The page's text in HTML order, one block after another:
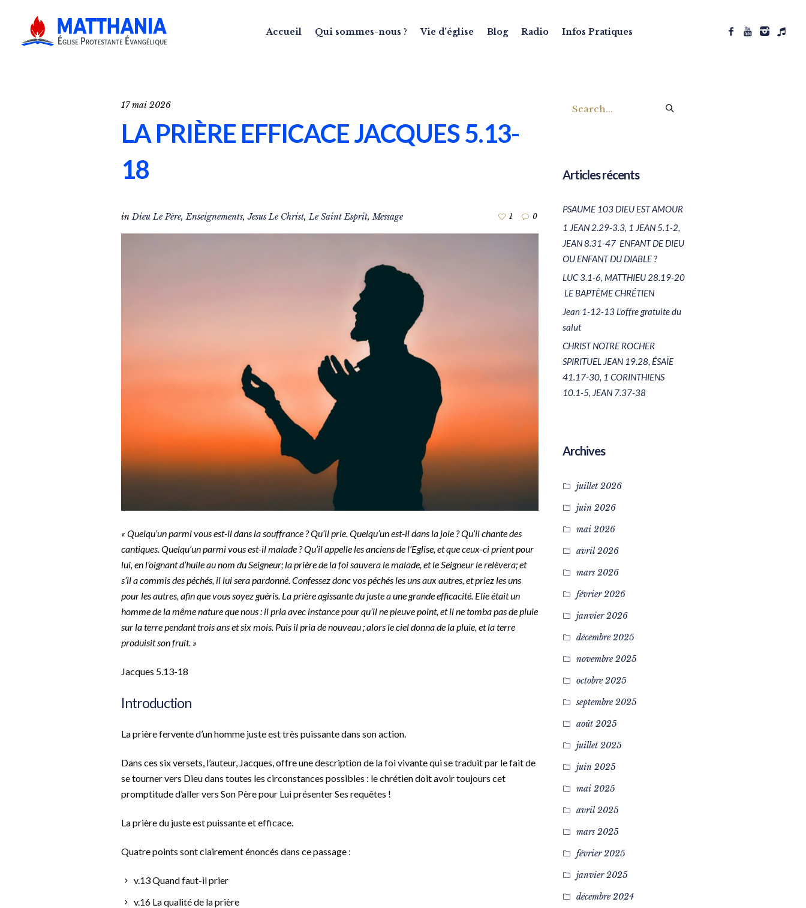
Accueil Qui sommes-nous ? Vie d’église Blog Radio Infos Pratiques
17 mai 2026
LA PRIÈRE EFFICACE JACQUES 5.13-
18
inDieu Le Père,Enseignements,Jesus Le Christ,Le Saint Esprit,Message 1 0
« Quelqu’un parmi vous est-il dans la souffrance ? Qu’il prie. Quelqu’un est-il dans la joie ? Qu’il chante des
cantiques. Quelqu’un parmi vous est-il malade ? Qu’il appelle les anciens de l’Eglise, et que ceux-ci prient pour
lui, en l’oignant d’huile au nom du Seigneur; la prière de la foi sauvera le malade, et le Seigneur le relèvera; et
s’il a commis des péchés, il lui sera pardonné. Confessez donc vos péchés les uns aux autres, et priez les uns
pour les autres, afin que vous soyez guéris. La prière agissante du juste a une grande efficacité. Elie était un
homme de la même nature que nous : il pria avec instance pour qu’il ne pleuve point, et il ne tomba pas de pluie
sur la terre pendant trois ans et six mois. Puis il pria de nouveau ; alors le ciel donna de la pluie, et la terre
produisit son fruit. »
‭‭Jacques‬ ‭5.13-18
Introduction
La prière fervente d’un homme juste est très puissante dans son action.
Dans ces six versets, l’auteur, Jacques, offre une description de la foi vivante qui se traduit par le fait de
se tourner vers Dieu dans toutes les circonstances possibles : le chrétien doit avoir toujours cet
promptitude d’aller vers Son Père pour Lui présenter Ses requêtes !
La prière du juste est puissante et efficace.
Quatre points sont clairement énoncés dans ce passage :
v.13 Quand faut-il prier
v.16 La qualité de la prière
Articles récents
PSAUME 103 DIEU EST AMOUR
1 JEAN 2.29-3.3, 1 JEAN 5.1-2,
JEAN 8.31-47 ENFANT DE DIEU
OU ENFANT DU DIABLE ?
LUC 3.1-6, MATTHIEU 28.19-20
LE BAPTÊME CHRÉTIEN
Jean 1-12-13 L’offre gratuite du
salut
CHRIST NOTRE ROCHER
SPIRITUEL JEAN 19.28, ÉSAÏE
41.17-30, 1 CORINTHIENS
10.1-5, JEAN 7.37-38
Archives
juillet 2026
juin 2026
mai 2026
avril 2026
mars 2026
février 2026
janvier 2026
décembre 2025
novembre 2025
octobre 2025
septembre 2025
août 2025
juillet 2025
juin 2025
mai 2025
avril 2025
mars 2025
février 2025
janvier 2025
décembre 2024